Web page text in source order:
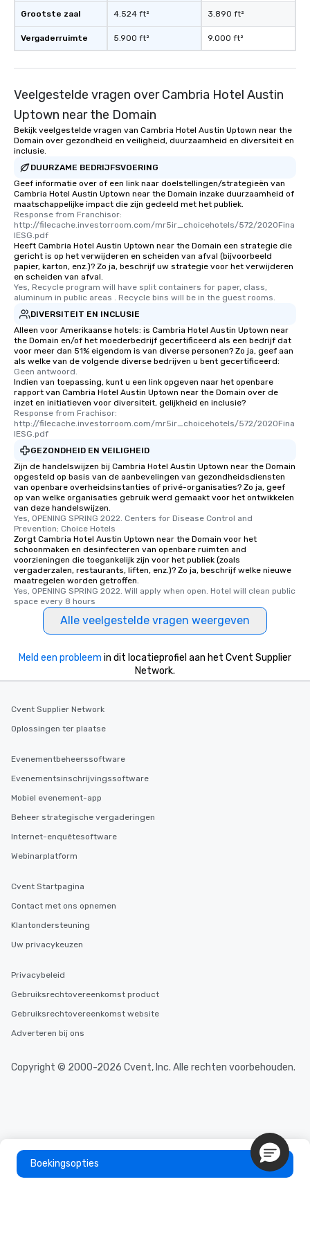
as well as an event photographer. And
experience, we can also arrange for
an evening helicopter ride over the
glittering lights of The Strip. A
Smacking Foodie Tours offers a way
to gather and dine that few have
experienced, and all are sure to
remember. Our one-of-a-kind tours
are special, from the first stop to the
last. It’s an experience that attendees
will reminisce about long after they
leave. Location, Location, Location
One of the best reasons to book is the
convenient and efficient way the
experience is designed. All
restaurants are within an easy
walking distance of each other. The
short stroll allows your group
members a chance to engage in prime
networking opportunities before
heading to the next place on your tour
itinerary. You Get a Dinner and a Show
Our tours offer an exquisite feast plus
entertainment. All tours include a
knowledgeable, professional guide
who leads the group on a walking tour,
offering engaging tidbits and
fascinating stories. Several other
ensuring there is never a dull moment.
Different Types of Cuisine Our
experiences offer the ability to enjoy
several renowned restaurants in one
convenient outing, including ones you
and your guests might not have
discovered otherwise on your own or
at a typical corporate dinner. We offer
a way to try some of the finest spots
in the city and dive into various
cuisines and dishes. All the pre-
selected dishes are curated to our
delight any palate. Tours Available
key. Whether you desire a tour during
after work, we can coordinate with
needs. Go for as Long or as Short as
You Like Along with flexible
scheduling, Lip Smacking Foodie
durations. Our shortest tour is about
2.5 hours; our longest is about 5
hours, with optional add-ons and
Grootste zaal
Vergaderruimte
4.524 ft²
5.900 ft²
3.890 ft²
9.000 ft²
Veelgestelde vragen over Cambria Hotel Austin
Uptown near the Domain
Bekijk veelgestelde vragen van Cambria Hotel Austin Uptown near the
Domain over gezondheid en veiligheid, duurzaamheid en diversiteit en
inclusie.
DUURZAME BEDRIJFSVOERING
Geef informatie over of een link naar doelstellingen/strategieën van
Cambria Hotel Austin Uptown near the Domain inzake duurzaamheid of
maatschappelijke impact die zijn gedeeld met het publiek.
Response from Franchisor:
http://filecache.investorroom.com/mr5ir_choicehotels/572/2020Fina
lESG.pdf
Heeft Cambria Hotel Austin Uptown near the Domain een strategie die
gericht is op het verwijderen en scheiden van afval (bijvoorbeeld
papier, karton, enz.)? Zo ja, beschrijf uw strategie voor het verwijderen
en scheiden van afval.
Yes, Recycle program will have split containers for paper, class,
aluminum in public areas . Recycle bins will be in the guest rooms.
DIVERSITEIT EN INCLUSIE
Alleen voor Amerikaanse hotels: is Cambria Hotel Austin Uptown near
the Domain en/of het moederbedrijf gecertificeerd als een bedrijf dat
voor meer dan 51% eigendom is van diverse personen? Zo ja, geef aan
als welke van de volgende diverse bedrijven u bent gecertificeerd:
Geen antwoord.
Indien van toepassing, kunt u een link opgeven naar het openbare
rapport van Cambria Hotel Austin Uptown near the Domain over de
inzet en initiatieven voor diversiteit, gelijkheid en inclusie?
Response from Frachisor:
http://filecache.investorroom.com/mr5ir_choicehotels/572/2020Fina
lESG.pdf
GEZONDHEID EN VEILIGHEID
Zijn de handelswijzen bij Cambria Hotel Austin Uptown near the Domain
opgesteld op basis van de aanbevelingen van gezondheidsdiensten
van openbare overheidsinstanties of privé-organisaties? Zo ja, geef
op van welke organisaties gebruik werd gemaakt voor het ontwikkelen
van deze handelswijzen.
Yes, OPENING SPRING 2022. Centers for Disease Control and
Prevention; Choice Hotels
Zorgt Cambria Hotel Austin Uptown near the Domain voor het
schoonmaken en desinfecteren van openbare ruimten and
voorzieningen die toegankelijk zijn voor het publiek (zoals
vergaderzalen, restaurants, liften, enz.)? Zo ja, beschrijf welke nieuwe
maatregelen worden getroffen.
Yes, OPENING SPRING 2022. Will apply when open. Hotel will clean public
space every 8 hours
Alle veelgestelde vragen weergeven
Boekingsopties
Meld een probleem in dit locatieprofiel aan het Cvent Supplier
Network.
Cvent Supplier Network
Oplossingen ter plaatse
Evenementbeheerssoftware
Evenementsinschrijvingssoftware
Mobiel evenement-app
Beheer strategische vergaderingen
Internet-enquêtesoftware
Webinarplatform
Cvent Startpagina
Contact met ons opnemen
Klantondersteuning
Uw privacykeuzen
Privacybeleid
Gebruiksrechtovereenkomst product
Gebruiksrechtovereenkomst website
Adverteren bij ons
Copyright © 2000-2026 Cvent, Inc. Alle rechten voorbehouden.